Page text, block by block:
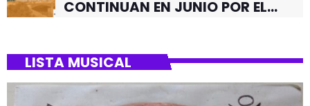
CONTINUAN EN JUNIO POR EL
LISTA MUSICAL